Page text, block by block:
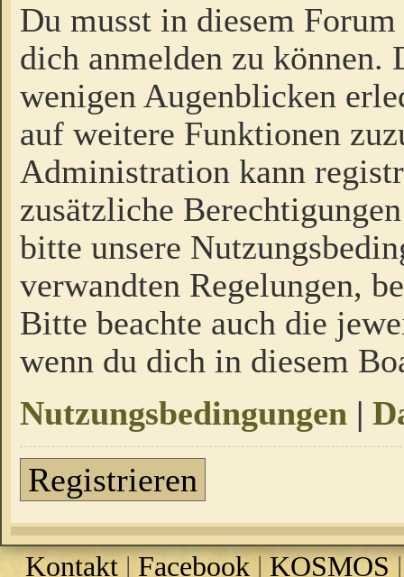
Du musst in diesem
dich anmelden zu
wenigen Augenblicken
auf weitere Funktionen
Administration kann
zusätzliche
bitte unsere
verwandten Regelungen,
Bitte beachte auch die
wenn du dich in diesem
Nutzungsbedingungen |
Registrieren
Kontakt | Facebook |KOSMOS